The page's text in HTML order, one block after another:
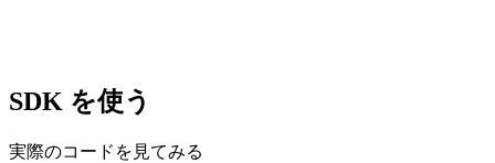
SDK を使う
実際のコードを見てみる